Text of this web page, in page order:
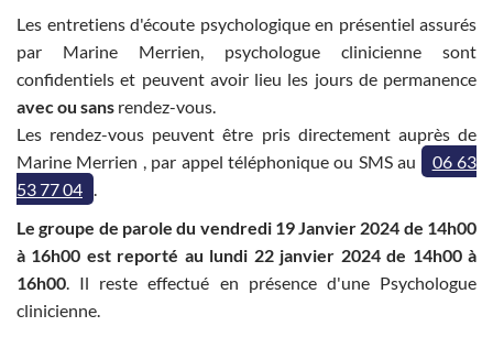
Les entretiens d'écoute psychologique en présentiel assurés
par Marine Merrien, psychologue clinicienne sont
confidentiels et peuvent avoir lieu les jours de permanence
avec ou sans rendez-vous.
Les rendez-vous peuvent être pris directement auprès de
Marine Merrien , par appel téléphonique ou SMS au
06 63
53 77 04 .
Le groupe de parole du vendredi 19 Janvier 2024 de 14h00
à 16h00 est reporté au lundi 22 janvier 2024 de 14h00 à
16h00. Il reste effectué en présence d'une Psychologue
clinicienne.